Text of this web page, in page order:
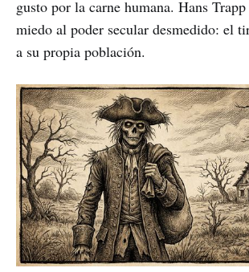
gusto por la carne humana. Hans
miedo al poder secular desmedido: el
a su propia población.